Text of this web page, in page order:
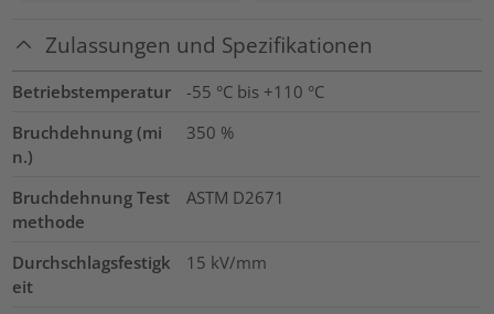
Zulassungen und Spezifikationen
Betriebstemperatur
-55 °C bis +110 °C
Bruchdehnung (mi
n.)
350 %
Bruchdehnung Test
methode
ASTM D2671
Durchschlagsfestigk
eit
15 kV/mm